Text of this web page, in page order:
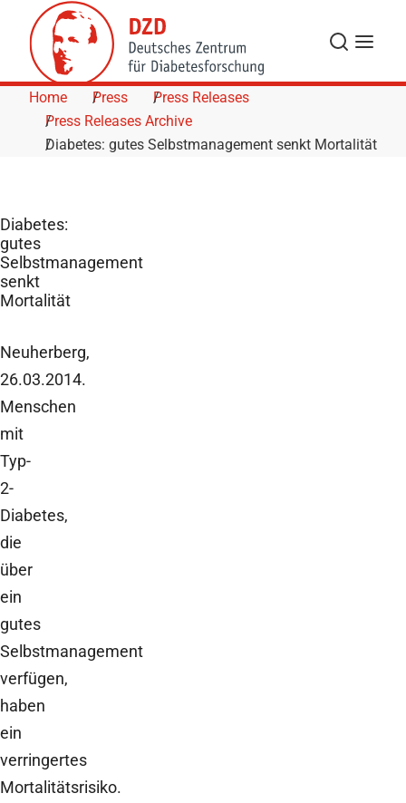
Skip to Content
Search
Menu
Home Press
Press Releases
Press Releases Archive
Diabetes: gutes Selbstmanagement senkt Mortalität
Diabetes:
gutes
Selbstmanagement
senkt
Mortalität
Neuherberg,
26.03.2014.
Menschen
mit
Typ-
2-
Diabetes,
die
über
ein
gutes
Selbstmanagement
verfügen,
haben
ein
verringertes
Mortalitätsrisiko.